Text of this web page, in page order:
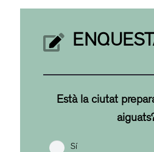
Està la ciutat
Sí